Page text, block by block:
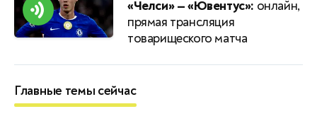
«Челси» — «Ювентус»: онлайн,
прямая трансляция
товарищеского матча
Главные темы сейчас